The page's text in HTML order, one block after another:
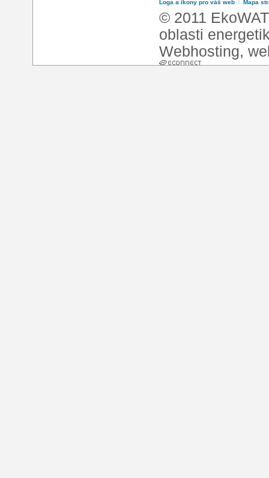
Loga a ikony pro váš web Mapa
© 2011
oblasti
Webhosting,